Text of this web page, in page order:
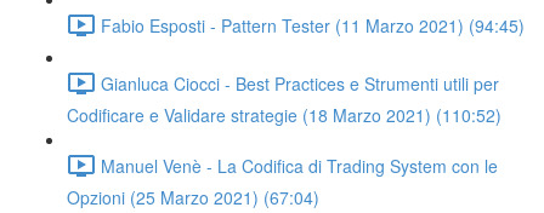
Fabio Esposti - Pattern Tester (11 Marzo 2021) (94:45)
Gianluca Ciocci - Best Practices e Strumenti utili per
Codificare e Validare strategie (18 Marzo 2021) (110:52)
Manuel Venè - La Codifica di Trading System con le
Opzioni (25 Marzo 2021) (67:04)